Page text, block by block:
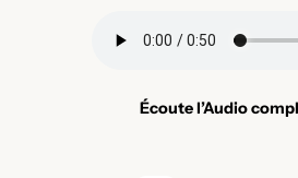
Écoute l’Audio